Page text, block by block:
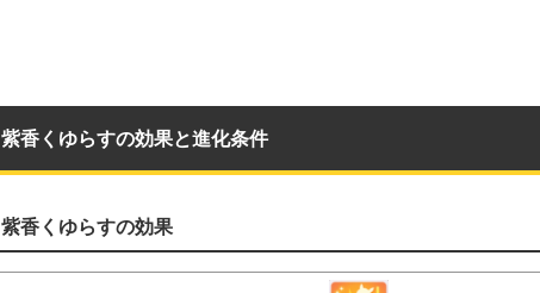
紫香くゆらすの効果と進化条件
紫香くゆらすの効果